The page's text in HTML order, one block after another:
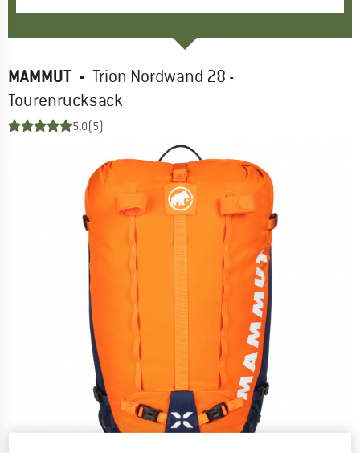
MAMMUT - Trion Nordwand 28 -
Tourenrucksack
5,0(5)